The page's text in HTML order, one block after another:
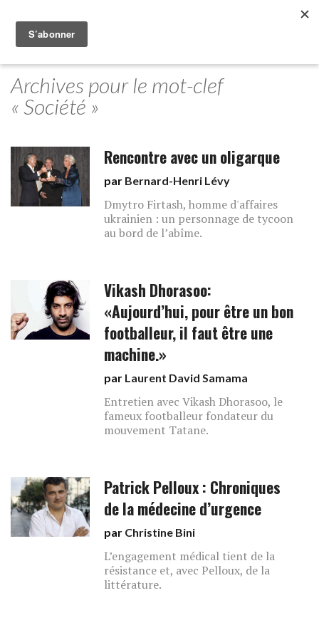
Archives pour le mot-clef
« Société »
Rencontre avec un oligarque
par Bernard-Henri Lévy
Dmytro Firtash, homme d'affaires
ukrainien​ : un personnage de tycoon
au bord de l’abîme.
Vikash Dhorasoo:
«Aujourd’hui, pour être un bon
footballeur, il faut être une
machine.»
par Laurent David Samama
Entretien avec Vikash Dhorasoo, le
fameux footballeur fondateur du
mouvement Tatane.
Patrick Pelloux : Chroniques
de la médecine d’urgence
par Christine Bini
L’engagement médical tient de la
résistance et, avec Pelloux, de la
littérature.